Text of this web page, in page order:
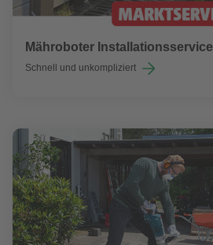
Mähroboter Installationsservice
Schnell und unkompliziert